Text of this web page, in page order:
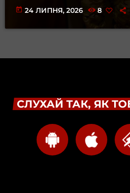
today 24 ЛИПНЯ, 2026 8
СЛУХАЙ ТАК, ЯК